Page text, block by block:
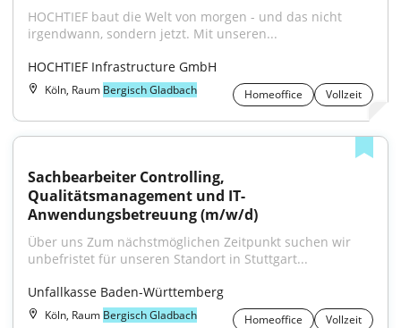
HOCHTIEF baut die Welt von morgen - und das nicht
irgendwann, sondern jetzt. Mit unseren...
HOCHTIEF Infrastructure GmbH
Köln, Raum Bergisch Gladbach Homeoffice Vollzeit
Sachbearbeiter Controlling,
Qualitätsmanagement und IT-
Anwendungsbetreuung (m/w/d)
Über uns Zum nächstmöglichen Zeitpunkt suchen wir
unbefristet für unseren Standort in Stuttgart...
Unfallkasse Baden-Württemberg
Köln, Raum Bergisch Gladbach Homeoffice Vollzeit